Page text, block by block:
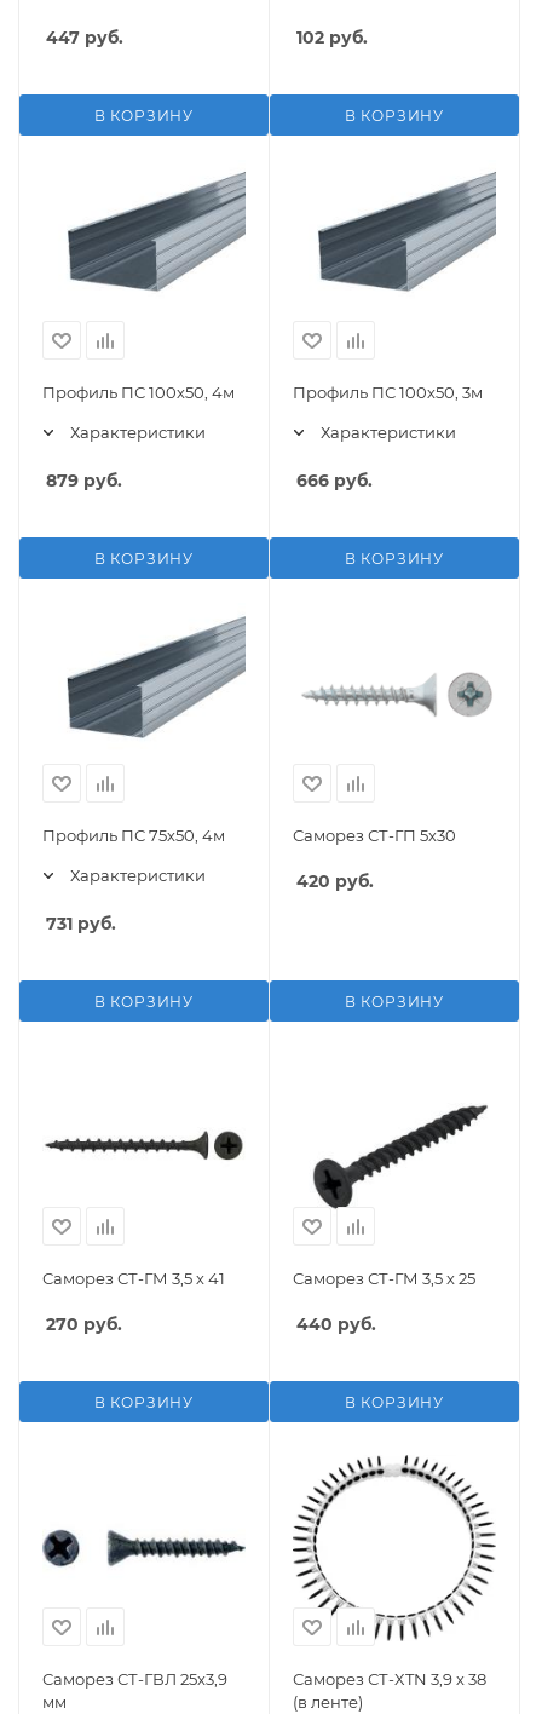
447 руб.
В КОРЗИНУ
102 руб.
В КОРЗИНУ
Профиль ПС 100х50, 4м
Характеристики
879 руб.
В КОРЗИНУ
Профиль ПС 100х50, 3м
Характеристики
666 руб.
В КОРЗИНУ
Профиль ПС 75х50, 4м
Характеристики
731 руб.
В КОРЗИНУ
Саморез СТ-ГП 5х30
420 руб.
В КОРЗИНУ
Саморез СТ-ГМ 3,5 х 41
270 руб.
В КОРЗИНУ
Саморез СТ-ГМ 3,5 х 25
440 руб.
В КОРЗИНУ
Саморез СТ-ГВЛ 25x3,9
мм
Саморез СТ-XTN 3,9 х 38
(в ленте)